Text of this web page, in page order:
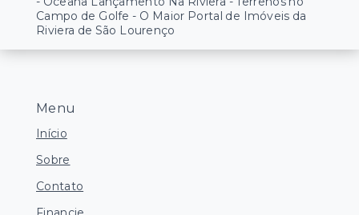
Menu
Início
Sobre
Contato
Campo de Golfe - O Maior Portal de Imóveis da
Riviera de São Lourenço